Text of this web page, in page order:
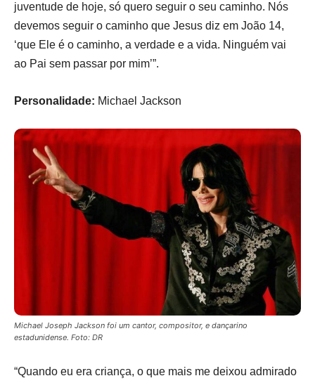
juventude de hoje, só quero seguir o seu caminho. Nós
devemos seguir o caminho que Jesus diz em João 14,
‘que Ele é o caminho, a verdade e a vida. Ninguém vai
ao Pai sem passar por mim’”.
Personalidade: Michael Jackson
Michael Joseph Jackson foi um cantor, compositor, e dançarino
estadunidense. Foto: DR
“Quando eu era criança, o que mais me deixou admirado